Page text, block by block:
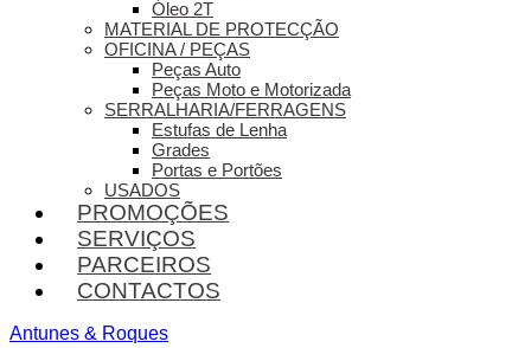
Óleo 2T
MATERIAL DE PROTECÇÃO
OFICINA / PEÇAS
Peças Auto
Peças Moto e Motorizada
SERRALHARIA/FERRAGENS
Estufas de Lenha
Grades
Portas e Portões
USADOS
PROMOÇÕES
SERVIÇOS
PARCEIROS
CONTACTOS
Antunes & Roques